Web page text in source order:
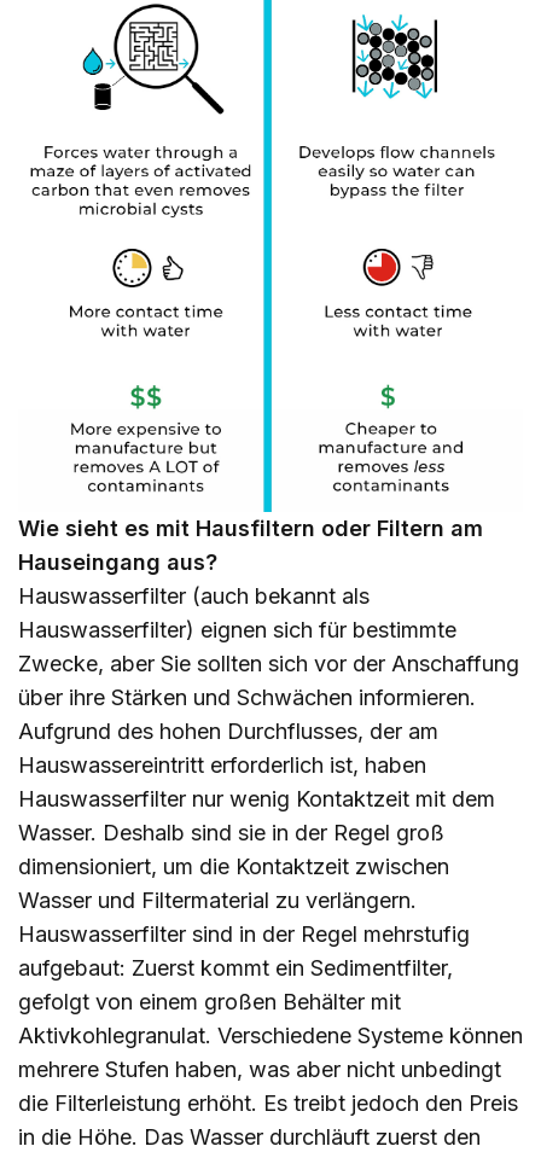
Wie sieht es mit Hausfiltern oder Filtern am
Hauseingang aus?
Hauswasserfilter (auch bekannt als
Hauswasserfilter) eignen sich für bestimmte
Zwecke, aber Sie sollten sich vor der Anschaffung
über ihre Stärken und Schwächen informieren.
Aufgrund des hohen Durchflusses, der am
Hauswassereintritt erforderlich ist, haben
Hauswasserfilter nur wenig Kontaktzeit mit dem
Wasser. Deshalb sind sie in der Regel groß
dimensioniert, um die Kontaktzeit zwischen
Wasser und Filtermaterial zu verlängern.
Hauswasserfilter sind in der Regel mehrstufig
aufgebaut: Zuerst kommt ein Sedimentfilter,
gefolgt von einem großen Behälter mit
Aktivkohlegranulat. Verschiedene Systeme können
mehrere Stufen haben, was aber nicht unbedingt
die Filterleistung erhöht. Es treibt jedoch den Preis
in die Höhe. Das Wasser durchläuft zuerst den